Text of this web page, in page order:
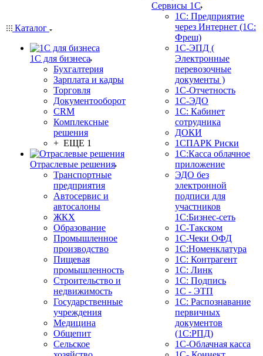
Каталог
1С для бизнеса
Бухгалтерия
Зарплата и кадры
Торговля
Документооборот
CRM
Комплексные
решения
+ ЕЩЕ 1
Отраслевые решения
Транспортные
предприятия
Автосервис и
автосалоны
ЖКХ
Образование
Промышленное
производство
Пищевая
промышленность
Строительство и
недвижимость
Государственные
учреждения
Медицина
Общепит
Сельское
Сервисы 1С
1С: Предприятие
через Интернет (1С:
Фреш)
1С-ЭПД (
Электронные
перевозочные
документы )
1С-Отчетность
1С-ЭДО
1С: Кабинет
сотрудника
ДОКИ
1СПАРК Риски
1С:Касса облачное
приложение
ЭДО без
электронной
подписи для
участников
1С:Бизнес-сеть
1С-Такском
1С-Чеки ОФД
1С:Номенклатура
1С: Контрагент
1С: Линк
1С: Подпись
1С - ЭТП
1С: Распознавание
первичных
документов
(1С:РПД)
1С-Облачная касса